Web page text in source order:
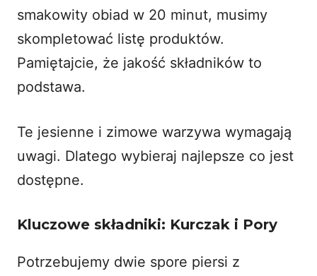
smakowity obiad w 20 minut, musimy
skompletować listę produktów.
Pamiętajcie, że jakość składników to
podstawa.
Te jesienne i zimowe warzywa wymagają
uwagi. Dlatego wybieraj najlepsze co jest
dostępne.
Kluczowe składniki: Kurczak i Pory
Potrzebujemy dwie spore piersi z